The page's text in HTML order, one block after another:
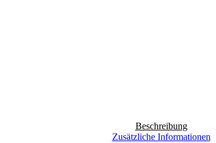
Beschreibung
Zusätzliche Informationen